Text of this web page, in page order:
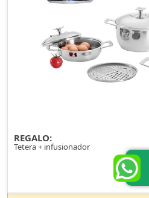
REGALO:
Tetera + infusionador